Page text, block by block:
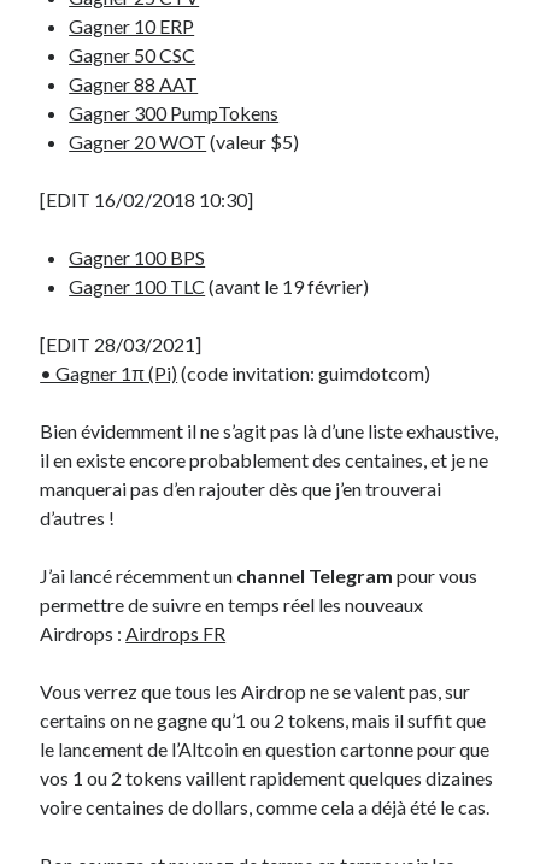
Gagner 10 ERP
Gagner 50 CSC
Gagner 88 AAT
Gagner 300 PumpTokens
Gagner 20 WOT (valeur $5)
[EDIT 16/02/2018 10:30]
Gagner 100 BPS
Gagner 100 TLC (avant le 19 février)
[EDIT 28/03/2021]
• Gagner 1π (Pi) (code invitation: guimdotcom)
Bien évidemment il ne s’agit pas là d’une liste exhaustive,
il en existe encore probablement des centaines, et je ne
manquerai pas d’en rajouter dès que j’en trouverai
d’autres !
J’ai lancé récemment un channel Telegram pour vous
permettre de suivre en temps réel les nouveaux
Airdrops :Airdrops FR
Vous verrez que tous les Airdrop ne se valent pas, sur
certains on ne gagne qu’1 ou 2 tokens, mais il suffit que
le lancement de l’Altcoin en question cartonne pour que
vos 1 ou 2 tokens vaillent rapidement quelques dizaines
voire centaines de dollars, comme cela a déjà été le cas.